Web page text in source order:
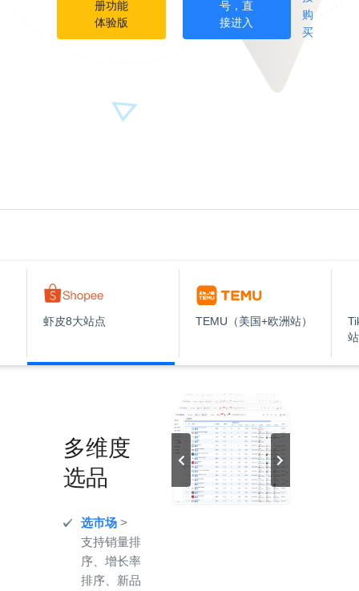
册功能
体验版
号，直
接进入
购
买
虾皮8大站点 TEMU（美国+欧洲站）
多维度
选品
选市场 >
支持销量排
序、增长率
排序、新品